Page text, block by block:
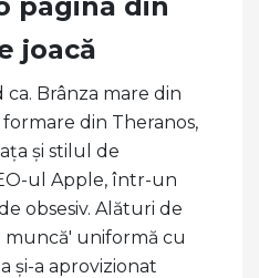
joacă
ca. Brânza mare din
din Theranos,
și stilul de
ul Apple, într-un
obsesiv. Alături de
uniformă cu
și-a aprovizionat